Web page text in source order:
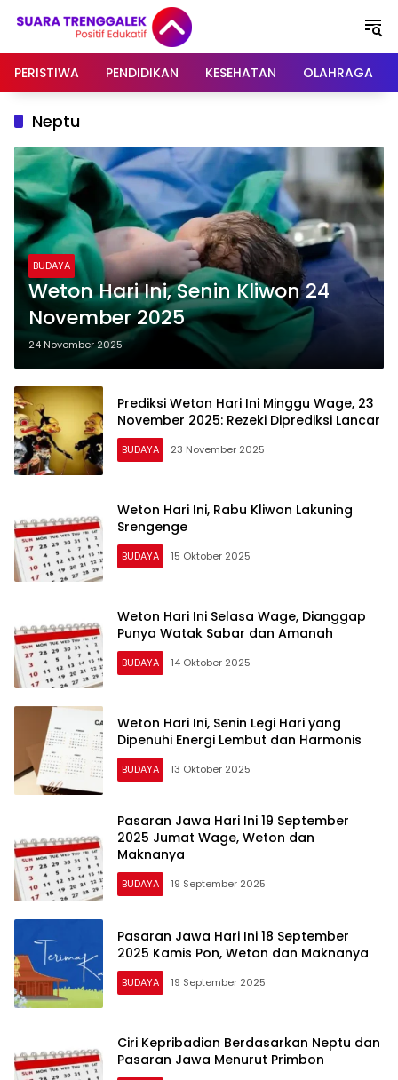
PERISTIWA
PENDIDIKAN KESEHATAN OLAHRAGA
Neptu
BUDAYA
Weton Hari Ini, Senin Kliwon 24
November 2025
24 November 2025
Prediksi Weton Hari Ini Minggu Wage, 23
November 2025: Rezeki Diprediksi Lancar
BUDAYA 23 November 2025
Weton Hari Ini, Rabu Kliwon Lakuning
Srengenge
BUDAYA 15 Oktober 2025
Weton Hari Ini Selasa Wage, Dianggap
Punya Watak Sabar dan Amanah
BUDAYA 14 Oktober 2025
Weton Hari Ini, Senin Legi Hari yang
Dipenuhi Energi Lembut dan Harmonis
BUDAYA 13 Oktober 2025
Pasaran Jawa Hari Ini 19 September
2025 Jumat Wage, Weton dan
Maknanya
BUDAYA 19 September 2025
Pasaran Jawa Hari Ini 18 September
2025 Kamis Pon, Weton dan Maknanya
BUDAYA 19 September 2025
Ciri Kepribadian Berdasarkan Neptu dan
Pasaran Jawa Menurut Primbon